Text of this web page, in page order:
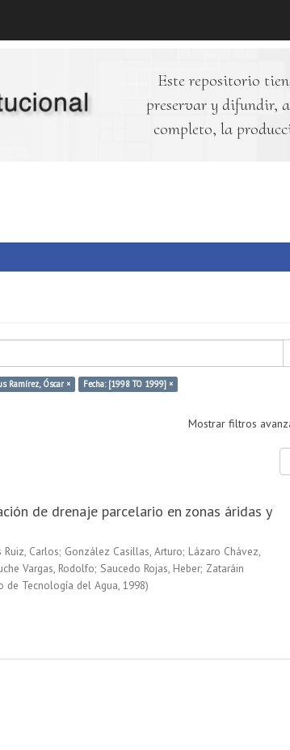
Este repositorio
preservar y difundir,
completo, la
Ramírez, Óscar ×
Fecha: [1998 TO 1999] ×
Mostrar filtros
de drenaje parcelario en zonas áridas y
Ruiz, Carlos; González Casillas, Arturo; Lázaro Chávez,
Vargas, Rodolfo; Saucedo Rojas, Heber; Zataráin
de Tecnología del Agua, 1998)